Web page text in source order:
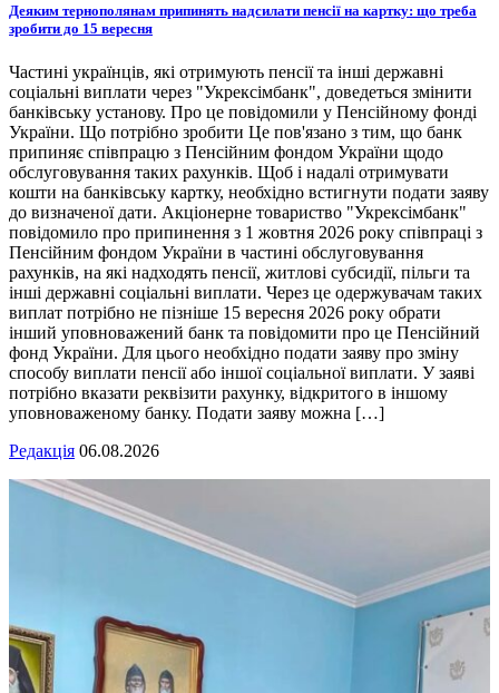
Деяким тернополянам припинять надсилати пенсії на картку: що треба
зробити до 15 вересня
Частині українців, які отримують пенсії та інші державні
соціальні виплати через "Укрексімбанк", доведеться змінити
банківську установу. Про це повідомили у Пенсійному фонді
України. Що потрібно зробити Це пов'язано з тим, що банк
припиняє співпрацю з Пенсійним фондом України щодо
обслуговування таких рахунків. Щоб і надалі отримувати
кошти на банківську картку, необхідно встигнути подати заяву
до визначеної дати. Акціонерне товариство "Укрексімбанк"
повідомило про припинення з 1 жовтня 2026 року співпраці з
Пенсійним фондом України в частині обслуговування
рахунків, на які надходять пенсії, житлові субсидії, пільги та
інші державні соціальні виплати. Через це одержувачам таких
виплат потрібно не пізніше 15 вересня 2026 року обрати
інший уповноважений банк та повідомити про це Пенсійний
фонд України. Для цього необхідно подати заяву про зміну
способу виплати пенсії або іншої соціальної виплати. У заяві
потрібно вказати реквізити рахунку, відкритого в іншому
уповноваженому банку. Подати заяву можна […]
Редакція 06.08.2026